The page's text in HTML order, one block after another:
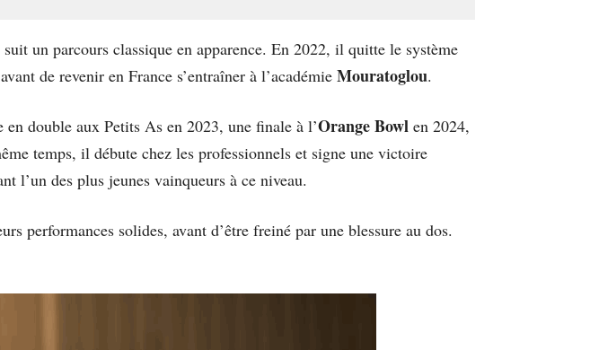
un parcours classique en apparence. En 2022, il quitte le système
de revenir en France s’entraîner à l’académie Mouratoglou.
double aux Petits As en 2023, une finale à l’Orange Bowl en 2024,
temps, il débute chez les professionnels et signe une victoire
l’un des plus jeunes vainqueurs à ce niveau.
performances solides, avant d’être freiné par une blessure au dos.